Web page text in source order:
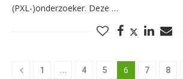
(PXL-)onderzoeker. Deze …
1 … 4 5 6 7 8